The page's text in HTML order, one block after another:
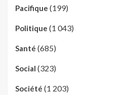
Pacifique (199)
Politique (1 043)
Santé (685)
Social (323)
Société (1 203)